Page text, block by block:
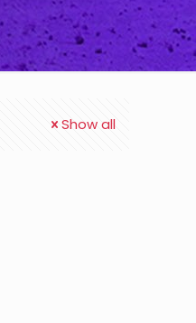
Show all